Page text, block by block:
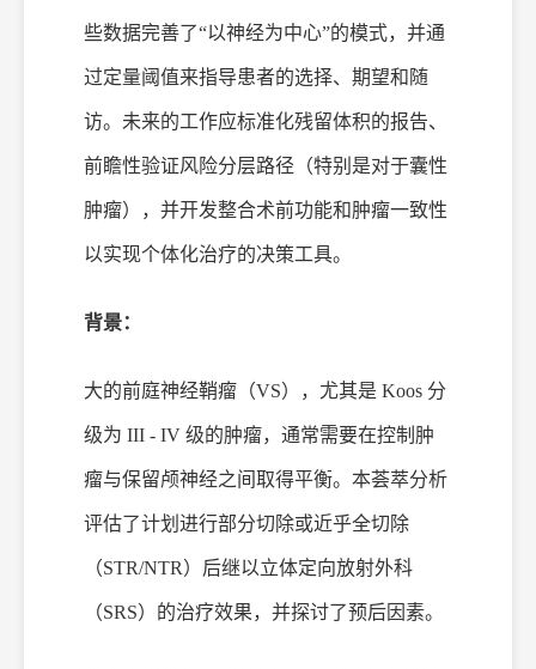
些数据完善了“以神经为中心”的模式，并通
过定量阈值来指导患者的选择、期望和随
访。未来的工作应标准化残留体积的报告、
前瞻性验证风险分层路径（特别是对于囊性
肿瘤），并开发整合术前功能和肿瘤一致性
以实现个体化治疗的决策工具。
背景：
大的前庭神经鞘瘤（VS），尤其是 Koos 分
级为 III - IV 级的肿瘤，通常需要在控制肿
瘤与保留颅神经之间取得平衡。本荟萃分析
评估了计划进行部分切除或近乎全切除
（STR/NTR）后继以立体定向放射外科
（SRS）的治疗效果，并探讨了预后因素。